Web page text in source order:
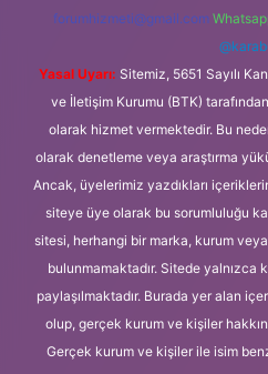
forumhizmeti@gmail.com
Yasal Uyarı: Sitemiz, 5651 Sayılı
ve İletişim Kurumu (BTK)
olarak hizmet vermektedir. Bu
olarak denetleme veya araştırma
Ancak, üyelerimiz yazdıkları
siteye üye olarak bu sorumluluğu
sitesi, herhangi bir marka, kurum
bulunmamaktadır. Sitede yalnızca
paylaşılmaktadır. Burada yer alan
olup, gerçek kurum ve kişiler
Gerçek kurum ve kişiler ile isim